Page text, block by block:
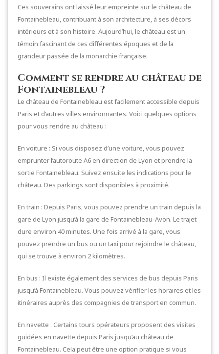
Ces souverains ont laissé leur empreinte sur le château de
Fontainebleau, contribuant à son architecture, à ses décors
intérieurs et à son histoire. Aujourd’hui, le château est un
témoin fascinant de ces différentes époques et de la
grandeur passée de la monarchie française.
Comment se rendre au château de
Fontainebleau ?
Le château de Fontainebleau est facilement accessible depuis
Paris et d’autres villes environnantes. Voici quelques options
pour vous rendre au château :
En voiture : Si vous disposez d’une voiture, vous pouvez
emprunter l’autoroute A6 en direction de Lyon et prendre la
sortie Fontainebleau. Suivez ensuite les indications pour le
château. Des parkings sont disponibles à proximité.
En train : Depuis Paris, vous pouvez prendre un train depuis la
gare de Lyon jusqu’à la gare de Fontainebleau-Avon. Le trajet
dure environ 40 minutes. Une fois arrivé à la gare, vous
pouvez prendre un bus ou un taxi pour rejoindre le château,
qui se trouve à environ 2 kilomètres.
En bus : Il existe également des services de bus depuis Paris
jusqu’à Fontainebleau. Vous pouvez vérifier les horaires et les
itinéraires auprès des compagnies de transport en commun.
En navette : Certains tours opérateurs proposent des visites
guidées en navette depuis Paris jusqu’au château de
Fontainebleau. Cela peut être une option pratique si vous